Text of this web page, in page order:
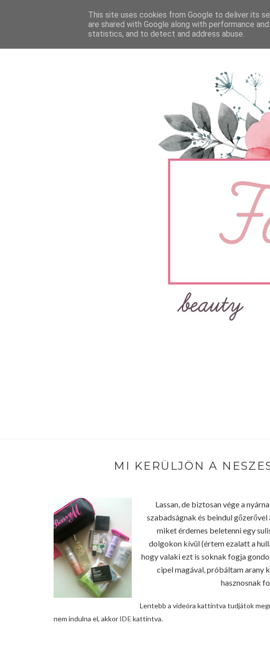
TERMÉKTESZTEK BŐRÁPOLÁS ÉLETMÓD
MI KERÜLJÖN A
Lassan, de biztosan vége a
szabadságnak és beindul
miket érdemes beletenni egy
dolgokon kívül (értem ezalatt a
hogy valaki ezt is soknak fogja
cipel magával, próbáltam arany
hasznosnak
Lentebb a videóra kattintva tudjátok
nem indulna el, akkor IDEkattintva.
This site uses cookies from Google to deliver its
are shared with Google along with performance
statistics, and to detect and address abuse.